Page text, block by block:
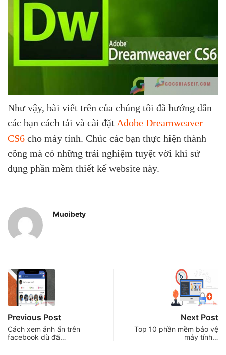
Như vậy, bài viết trên của chúng tôi đã hướng dẫn
các bạn cách tải và cài đặt Adobe Dreamweaver
CS6 cho máy tính. Chúc các bạn thực hiện thành
công mà có những trải nghiệm tuyệt vời khi sử
dụng phần mềm thiết kế website này.
Muoibety
Previous Post
Cách xem ảnh ẩn trên
facebook dù đã…
Next Post
Top 10 phần mềm bảo vệ
máy tính…